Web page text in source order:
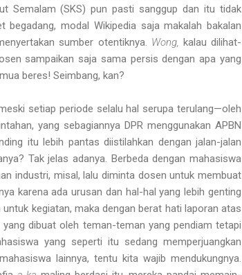
Semalam (SKS) pun pasti sanggup dan itu tidak
modal Wikipedia saja makalah bakalan
sumber otentiknya. Wong, kalau dilihat-
sampaikan saja sama persis dengan apa yang
beres! Seimbang, kan?
setiap periode selalu hal serupa terulang—oleh
yang sebagiannya DPR menggunakan APBN
itu lebih pantas diistilahkan dengan jalan-jalan
Tak jelas adanya. Berbeda dengan mahasiswa
industri, misal, lalu diminta dosen untuk membuat
karena ada urusan dan hal-hal yang lebih genting
kegiatan, maka dengan berat hati laporan atas
dibuat oleh teman-teman yang pendiam tetapi
yang seperti itu sedang memperjuangkan
lainnya, tentu kita wajib mendukungnya.